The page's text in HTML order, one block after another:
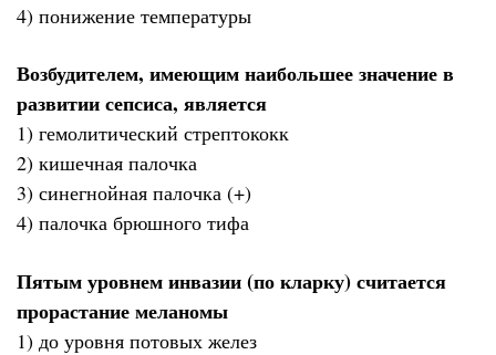
4) понижение температуры
Возбудителем, имеющим наибольшее значение в
развитии сепсиса, является
1) гемолитический стрептококк
2) кишечная палочка
3) синегнойная палочка (+)
4) палочка брюшного тифа
Пятым уровнем инвазии (по кларку) считается
прорастание меланомы
1) до уровня потовых желез